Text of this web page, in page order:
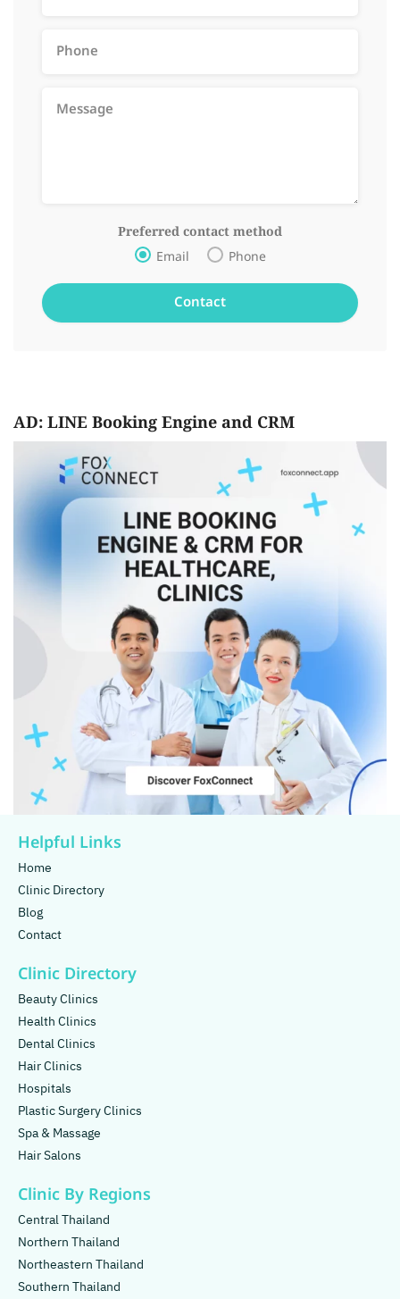
Preferred contact method
Email Phone
AD: LINE Booking Engine and CRM
Helpful Links
Home
Clinic Directory
Blog
Contact
Clinic Directory
Beauty Clinics
Health Clinics
Dental Clinics
Hair Clinics
Hospitals
Plastic Surgery Clinics
Spa & Massage
Hair Salons
Clinic By Regions
Central Thailand
Northern Thailand
Northeastern Thailand
Southern Thailand